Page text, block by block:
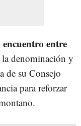
encuentro entre
la denominación y
de su Consejo
para reforzar